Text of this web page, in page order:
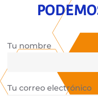
Tu nombre
Tu correo electrónico